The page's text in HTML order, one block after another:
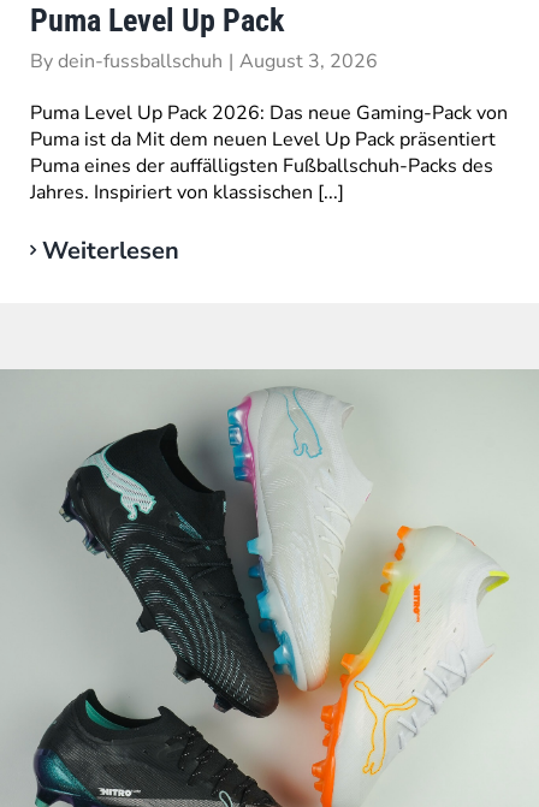
Puma Level Up Pack
Bydein-fussballschuh | August 3, 2026
Puma Level Up Pack 2026: Das neue Gaming-Pack von
Puma ist da Mit dem neuen Level Up Pack präsentiert
Puma eines der auffälligsten Fußballschuh-Packs des
Jahres. Inspiriert von klassischen [...]
Weiterlesen